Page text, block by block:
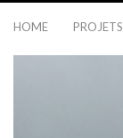
HOME PROJETS